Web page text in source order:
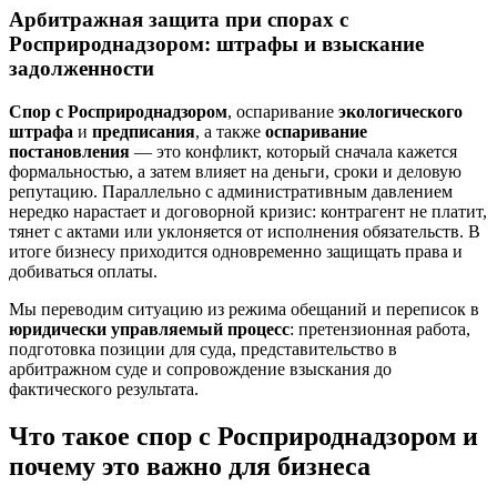
Арбитражная защита при спорах с
Росприроднадзором: штрафы и взыскание
задолженности
Спор с Росприроднадзором, оспаривание экологического
штрафа и предписания, а также оспаривание
постановления — это конфликт, который сначала кажется
формальностью, а затем влияет на деньги, сроки и деловую
репутацию. Параллельно с административным давлением
нередко нарастает и договорной кризис: контрагент не платит,
тянет с актами или уклоняется от исполнения обязательств. В
итоге бизнесу приходится одновременно защищать права и
добиваться оплаты.
Мы переводим ситуацию из режима обещаний и переписок в
юридически управляемый процесс: претензионная работа,
подготовка позиции для суда, представительство в
арбитражном суде и сопровождение взыскания до
фактического результата.
Что такое спор с Росприроднадзором и
почему это важно для бизнеса